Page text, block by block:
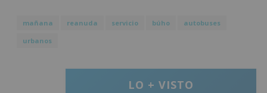
mañana reanuda servicio búho
autobuses
urbanos
LO + VISTO